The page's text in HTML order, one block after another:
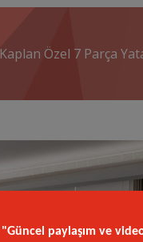
Kaplan Özel 7 Parça
"Güncel paylaşım ve